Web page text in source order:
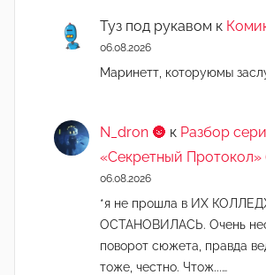
Туз под рукавом к
06.08.2026
Маринетт, которуюмы
N_dron 🌚 к Разбор
«Секретный Протокол»
06.08.2026
*я не прошла в ИХ
ОСТАНОВИЛАСЬ. Очень
поворот сюжета, правда
тоже, честно. Чтож...…